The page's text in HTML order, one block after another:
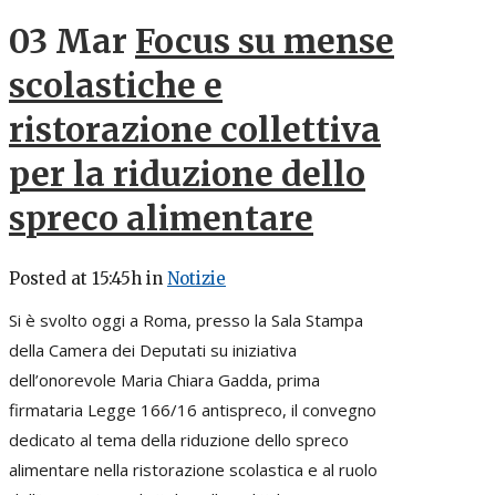
03 Mar Focus su mense
scolastiche e
ristorazione collettiva
per la riduzione dello
spreco alimentare
Posted at 15:45h in Notizie
Si è svolto oggi a Roma, presso la Sala Stampa
della Camera dei Deputati su iniziativa
dell’onorevole Maria Chiara Gadda, prima
firmataria Legge 166/16 antispreco, il convegno
dedicato al tema della riduzione dello spreco
alimentare nella ristorazione scolastica e al ruolo